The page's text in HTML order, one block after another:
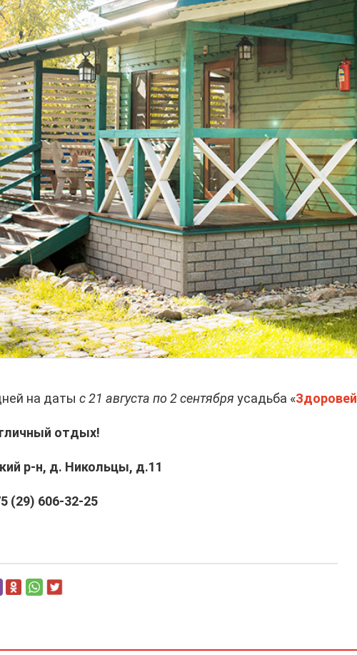
на даты с 21 августа по 2 сентября усадьба «Здоровей
отдых!
р-н, д. Никольцы, д.11
(29) 606-32-25